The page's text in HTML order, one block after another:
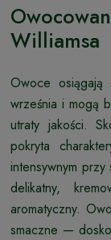
Williamsa
Owoce osiągają
września i mogą
utraty jakości.
pokryta
intensywnym przy
delikatny,
aromatyczny.
smaczne —